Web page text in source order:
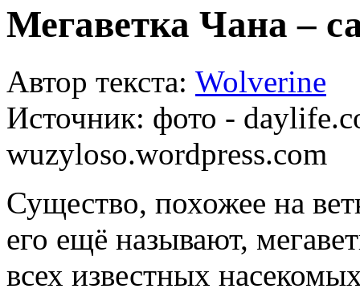
Мегаветка Чана –
Автор текста: Wolverine
Источник: фото -
wuzyloso.wordpress.com
Существо, похожее на
его ещё называют,
всех известных